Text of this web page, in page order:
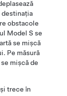
destinația
obstacole
Model S se
se mișcă
Pe măsură
mișcă de
trece în